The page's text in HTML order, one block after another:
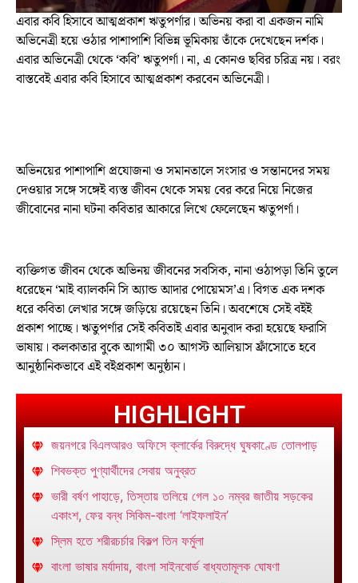
এবার কবি হিসাবে আত্মপ্রকাশ ঋতুপর্ণার। অভিনয় করা বা একজন নামি
অভিনেত্রী হয়ে ওঠার পাশাপাশি বিভিন্ন ভূমিকায় তাঁকে দেখেছেন দর্শক।
এবার অভিনেত্রী থেকে ‘কবি’ ঋতুপর্ণা। না, এ কোনও ছবির চরিত্র নয়। বরং
বাস্তবেই এবার কবি হিসাবে আত্মপ্রকাশ করবেন অভিনেত্রী।
অভিনয়ের পাশাপাশি প্রযোজনা ও সমানতালে সংসার ও সন্তানদের সময়
দেওয়ার সঙ্গে সঙ্গেই ব্যস্ত জীবন থেকে সময় বের করে নিয়ে নিজের
জীবোনের নানা ঘটনা কবিতার আকারে লিখে ফেলেছেন ঋতুপর্ণা।
ব্যক্তিগত জীবন থেকে অভিনয় জীবনের সবসিক, নানা ওঠাপড়া তিনি তুলে
ধরেছেন ‘মাই ব্যালকনি সি অ্যান্ড আদার পোয়েমস’এ। বিগত এক দশক
ধরে কবিতা লেখার সঙ্গে জড়িয়ে রয়েছেন তিনি। অবশেষে সেই বইই
প্রকাশ পাচ্ছে। ঋতুপর্ণার সেই কবিতাই এবার অনুবাদ করা হয়েছে ফরাসি
ভাষায়। কলকাতার বুকে আগামী ৩০ আগস্ট আলিয়াস ফ্রাঁসোতে হবে
আনুষ্ঠানিকভাবে এই বইপ্রকাশ অনুষ্ঠান।
HIGHLIGHT
জয়নগরে বিএলআরও অফিসে ক্লার্কের বিরুদ্ধে ঘুষকাণ্ডে তোলপাড়
শিবভক্ত পুণ্যার্থীদের সেবায় অনুব্রত
ভারী বর্ষণ পাহাড়ে, তিস্তায় তলিয়ে গেল ১০ নম্বর জাতীয় সড়কের
একাংশ, ফের বন্ধ সিকিম-বাংলা ‘লাইফলাইন’
স্লিম হতে শরীরচর্চার বিকল্প তিন ফর্মুলা
বাংলা ভাষার মর্যাদায়, বাংলা সাইনবোর্ড বাধ্যতামূলক ঘোষণা